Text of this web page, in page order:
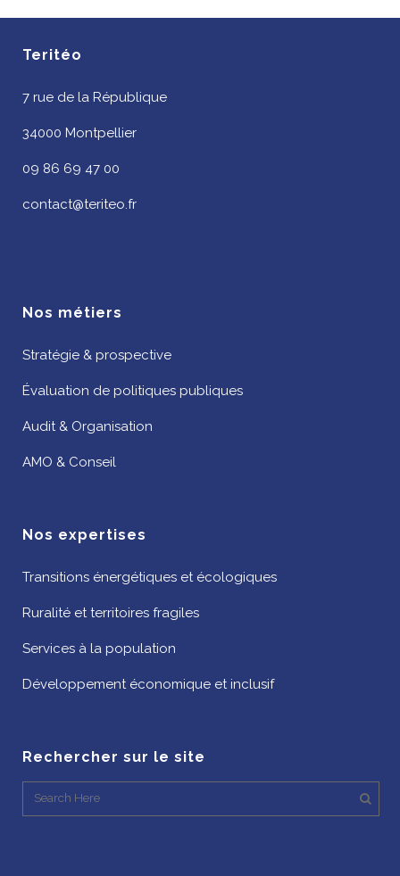
Teritéo
7 rue de la République
34000 Montpellier
09 86 69 47 00
contact@teriteo.fr
Nos métiers
Stratégie & prospective
Évaluation de politiques publiques
Audit & Organisation
AMO & Conseil
Nos expertises
Transitions énergétiques et écologiques
Ruralité et territoires fragiles
Services à la population
Développement économique et inclusif
Rechercher sur le site